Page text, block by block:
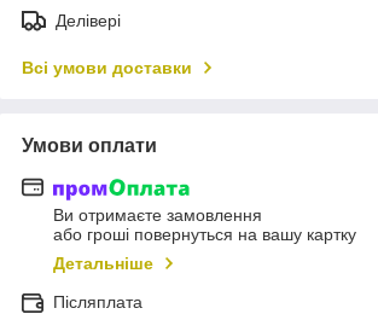
Делівері
Всі умови доставки
Умови оплати
Ви отримаєте замовлення
або гроші повернуться на вашу картку
Детальніше
Післяплата